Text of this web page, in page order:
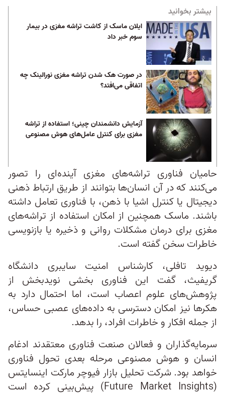
بیشتر بخوانید
ایلان ماسک از کاشت تراشه مغزی در بیمار
سوم خبر داد
در صورت هک شدن تراشه مغزی نورالینک چه
اتفاقی می‌افتد؟
آزمایش دانشمندان چینی؛ استفاده از تراشه
مغزی برای کنترل عامل‌های هوش مصنوعی
حامیان فناوری تراشه‌های مغزی آینده‌ای را تصور
می‌کنند که در آن انسان‌ها بتوانند از طریق ارتباط ذهنی
دیجیتال یا کنترل اشیا با ذهن، با فناوری تعامل داشته
باشند. ماسک همچنین از امکان استفاده از تراشه‌های
مغزی برای درمان مشکلات روانی و ذخیره یا بازنویسی
خاطرات سخن گفته است.
دیوید تافلی، کارشناس امنیت سایبری دانشگاه
گریفیث، گفت این فناوری بخشی نویدبخش از
پژوهش‌های علوم اعصاب است، اما احتمال دارد به
هکرها نیز امکان دسترسی به داده‌های عصبی حساس،
از جمله افکار و خاطرات افراد، را بدهد.
سرمایه‌گذاران و فعالان صنعت فناوری معتقدند ادغام
انسان و هوش مصنوعی مرحله بعدی تحول فناوری
خواهد بود. شرکت تحلیل بازار فیوچر مارکت اینسایتس
(Future Market Insights) پیش‌بینی کرده است